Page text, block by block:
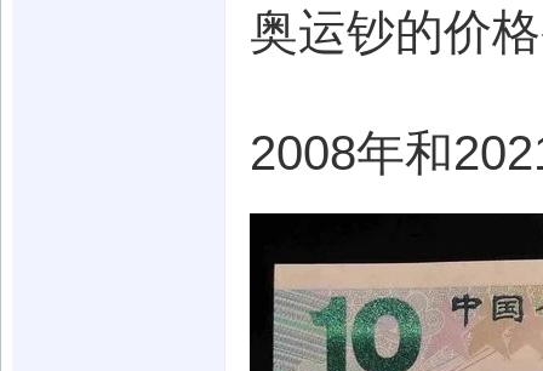
奥运钞的价
2008年和